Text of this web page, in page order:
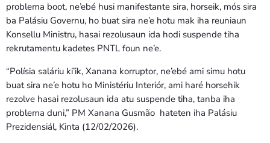
problema boot, ne’ebé husi manifestante sira, horseik, mós sira
ba Palásiu Governu, ho buat sira ne’e hotu mak iha reuniaun
Konsellu Ministru, hasai rezolusaun ida hodi suspende tiha
rekrutamentu kadetes PNTL foun ne’e.
“Polísia saláriu ki’ik, Xanana korruptor, ne’ebé ami simu hotu
buat sira ne’e hotu ho Ministériu Interiór, ami haré horsehik
rezolve hasai rezolusaun ida atu suspende tiha, tanba iha
problema duni,” PM Xanana Gusmão hateten iha Palásiu
Prezidensiál, Kinta (12/02/2026).